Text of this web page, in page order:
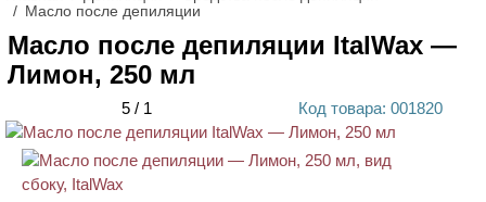
Масло после депиляции
Масло после депиляции ItalWax —
Лимон, 250 мл
5 / 1 Код товара: 001820